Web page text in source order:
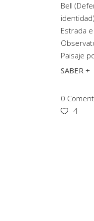
Bell
Estrada
Paisaje
SABER +
0
4